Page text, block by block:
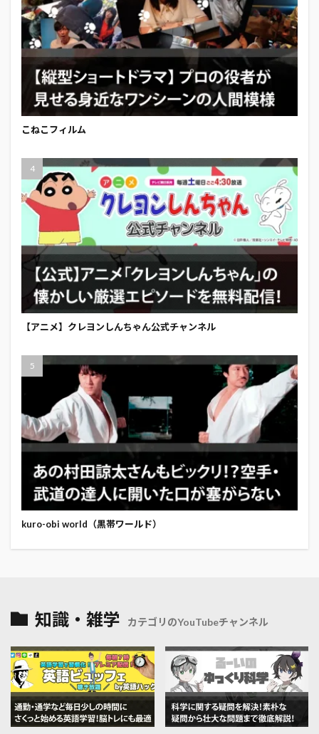
こねこフィルム
【アニメ】クレヨンしんちゃん公式チャンネル
kuro-obi world（黒帯ワールド）
知識・雑学 カテゴリのYouTubeチャンネル